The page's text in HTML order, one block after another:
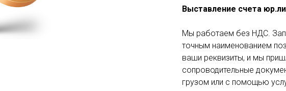
Выставление счета
Мы работаем без НДС.
точным наименованием
ваши реквизиты, и мы
сопроводительные
грузом или с помощью